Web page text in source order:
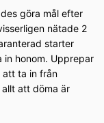
göra mål efter
nätade 2
starter
honom. Upprepar
att ta in från
att döma är